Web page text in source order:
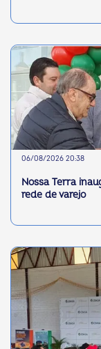
06/08/2026 20:38
Nossa Terra
rede de varejo